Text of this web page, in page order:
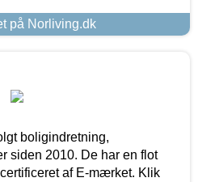
på Norliving.dk
boligindretning,
siden 2010. De har en flot
af E-mærket. Klik